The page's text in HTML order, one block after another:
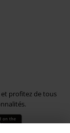
profitez de tous